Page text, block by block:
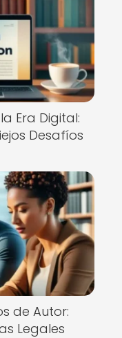
Era Digital:
Desafíos
de Autor:
Legales